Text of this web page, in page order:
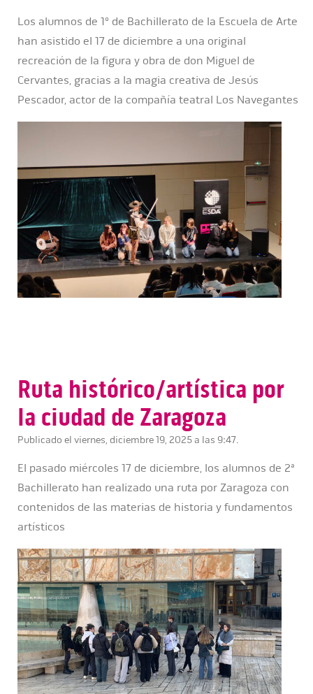
Los alumnos de 1º de Bachillerato de la Escuela de Arte
han asistido el 17 de diciembre a una original
recreación de la figura y obra de don Miguel de
Cervantes, gracias a la magia creativa de Jesús
Pescador, actor de la compañía teatral Los Navegantes
Ruta histórico/artística por
la ciudad de Zaragoza
Publicado el viernes, diciembre 19, 2025 a las 9:47.
El pasado miércoles 17 de diciembre, los alumnos de 2ª
Bachillerato han realizado una ruta por Zaragoza con
contenidos de las materias de historia y fundamentos
artísticos